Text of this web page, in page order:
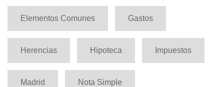
Elementos Comunes Gastos
Herencias Hipoteca Impuestos
Madrid Nota Simple